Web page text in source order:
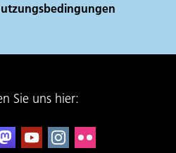
Sie uns hier: